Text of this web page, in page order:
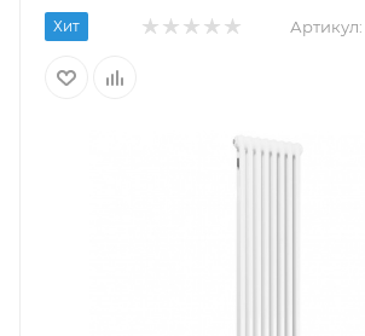
Хит Артикул: